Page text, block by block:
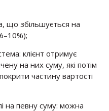
що збільшується на
клієнт отримує
на них суму, які потім
частину вартості
на певну суму: можна